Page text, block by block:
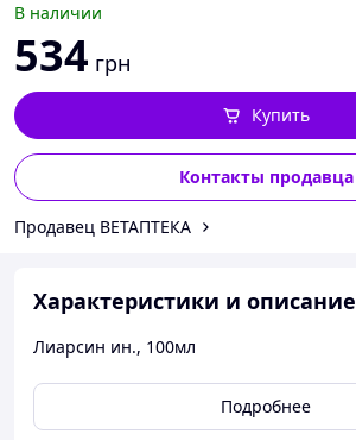
В наличии
534 грн
Контакты продавца
Купить
Продавец ВЕТАПТЕКА
Характеристики и описание
Лиарсин ин., 100мл
Подробнее